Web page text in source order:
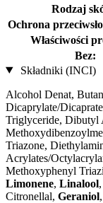
Rodzaj
Ochrona
Właściwości
Bez:
Składniki (INCI)
Alcohol Denat,
Dicaprylate/
Triglyceride, Dibutyl
Triazone,
Acrylates/
Methoxyphenyl
Limonene, Linalool,
Citronellal, Geraniol